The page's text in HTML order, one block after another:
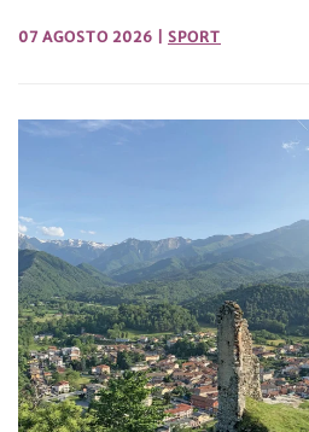
07 AGOSTO 2026 SPORT